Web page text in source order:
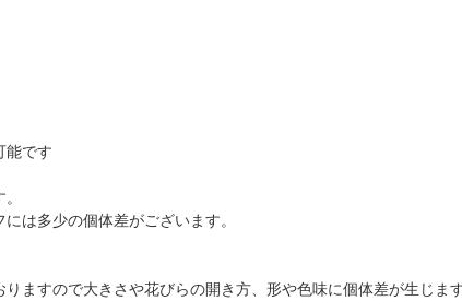
能です
は多少の個体差がございます。
ますので大きさや花びらの開き方、形や色味に個体差が生じま